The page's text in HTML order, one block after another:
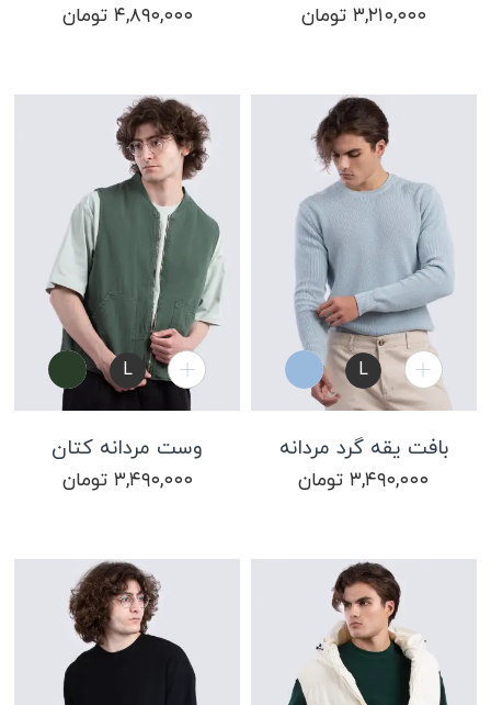
۳,۲۱۰,۰۰۰ تومان ۴,۸۹۰,۰۰۰ تومان
L
بافت یقه گرد مردانه
۳,۴۹۰,۰۰۰ تومان
L
وست مردانه کتان
۳,۴۹۰,۰۰۰ تومان